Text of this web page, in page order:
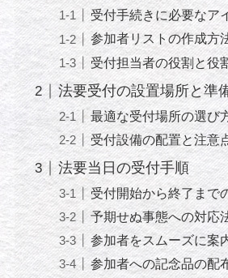
受付手続きに必要なア
参加者リストの作成方
受付担当者の役割と役
法要受付の設置場所と準
最適な受付場所の選び
受付設備の配置と注意
法要当日の受付手順
受付開始から終了まで
予期せぬ事態への対応
参加者をスムーズに案
参加者への記念品の配